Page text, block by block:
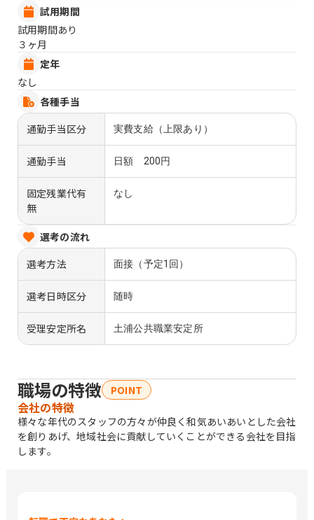
試用期間
試用期間あり
３ヶ月
定年
なし
各種手当
通勤手当区分
実費支給（上限あり）
通勤手当 日額 200円
固定残業代有
無
なし
選考の流れ
選考方法
面接（予定1回）
選考日時区分 随時
受理安定所名 土浦公共職業安定所
職場の特徴 POINT
会社の特徴
様々な年代のスタッフの方々が仲良く和気あいあいとした会社
を創りあげ、地域社会に貢献していくことができる会社を目指
します。